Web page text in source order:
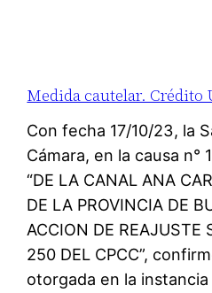
Medida cautelar. Crédito
Con fecha 17/10/23, la
Cámara, en la causa n°
“DE LA CANAL ANA
DE LA PROVINCIA DE
ACCION DE REAJUSTE
250 DEL CPCC”,
otorgada en la